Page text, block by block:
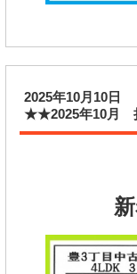
2025年10月10日
★★2025年10月